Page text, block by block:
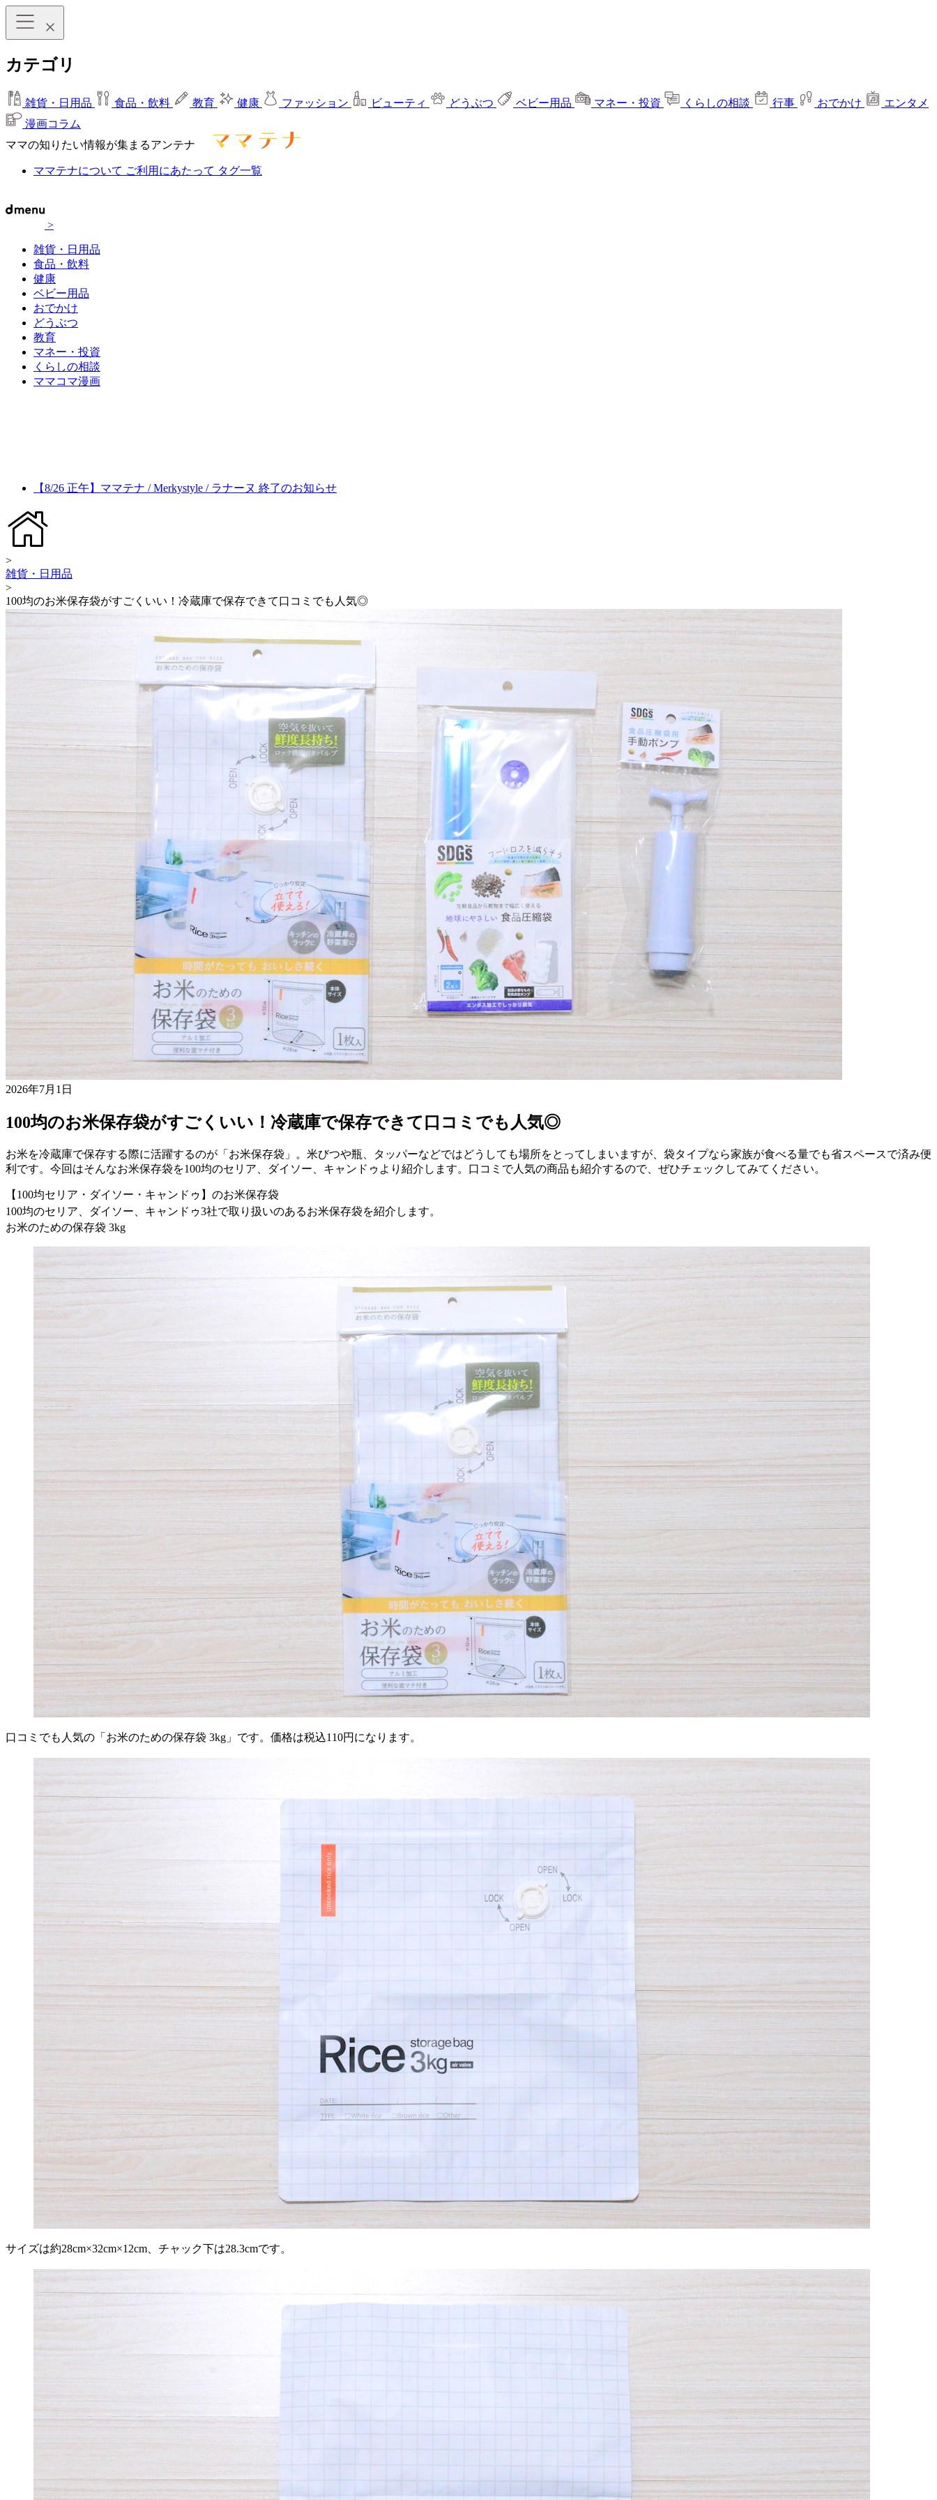
カテゴリ
雑貨・日用品 食品・飲料 教育 健康 ファッション ビューティ どうぶつ ベビー用品 マネー・投資 くらしの相談 行事 おでかけ
エンタメ
漫画コラム
ママの知りたい情報が集まるアンテナ
ママテナについて ご利用にあたって タグ一覧
>
雑貨・日用品
食品・飲料
健康
ベビー用品
おでかけ
どうぶつ
教育
マネー・投資
くらしの相談
ママコマ漫画
【8/26 正午】ママテナ / Merkystyle / ラナーヌ 終了のお知らせ
>
雑貨・日用品
>
100均のお米保存袋がすごくいい！冷蔵庫で保存できて口コミでも人気◎
2026年7月1日
100均のお米保存袋がすごくいい！冷蔵庫で保存できて口コミでも人気◎
お米を冷蔵庫で保存する際に活躍するのが「お米保存袋」。米びつや瓶、タッパーなどではどうしても場所をとってしまいますが、袋タイプなら家族が食べる量でも省スペースで済み便
利です。今回はそんなお米保存袋を100均のセリア、ダイソー、キャンドゥより紹介します。口コミで人気の商品も紹介するので、ぜひチェックしてみてください。
【100均セリア・ダイソー・キャンドゥ】のお米保存袋
100均のセリア、ダイソー、キャンドゥ3社で取り扱いのあるお米保存袋を紹介します。
お米のための保存袋 3kg
口コミでも人気の「お米のための保存袋 3kg」です。価格は税込110円になります。
サイズは約28cm×32cm×12cm、チャック下は28.3cmです。